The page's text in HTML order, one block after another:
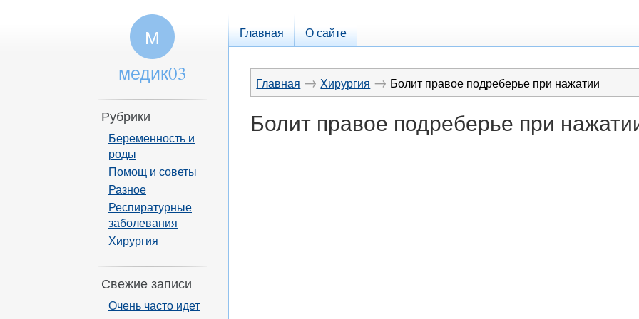
Главная О сайте
Главная → Хирургия → Болит правое подреберье при нажатии
Болит правое подреберье при
М
медик03
Рубрики
Беременность и
роды
Помощ и советы
Разное
Респиратурные
заболевания
Хирургия
Свежие записи
Очень часто идет